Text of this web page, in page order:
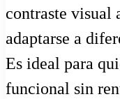
contraste visual
adaptarse a
Es ideal para
funcional sin